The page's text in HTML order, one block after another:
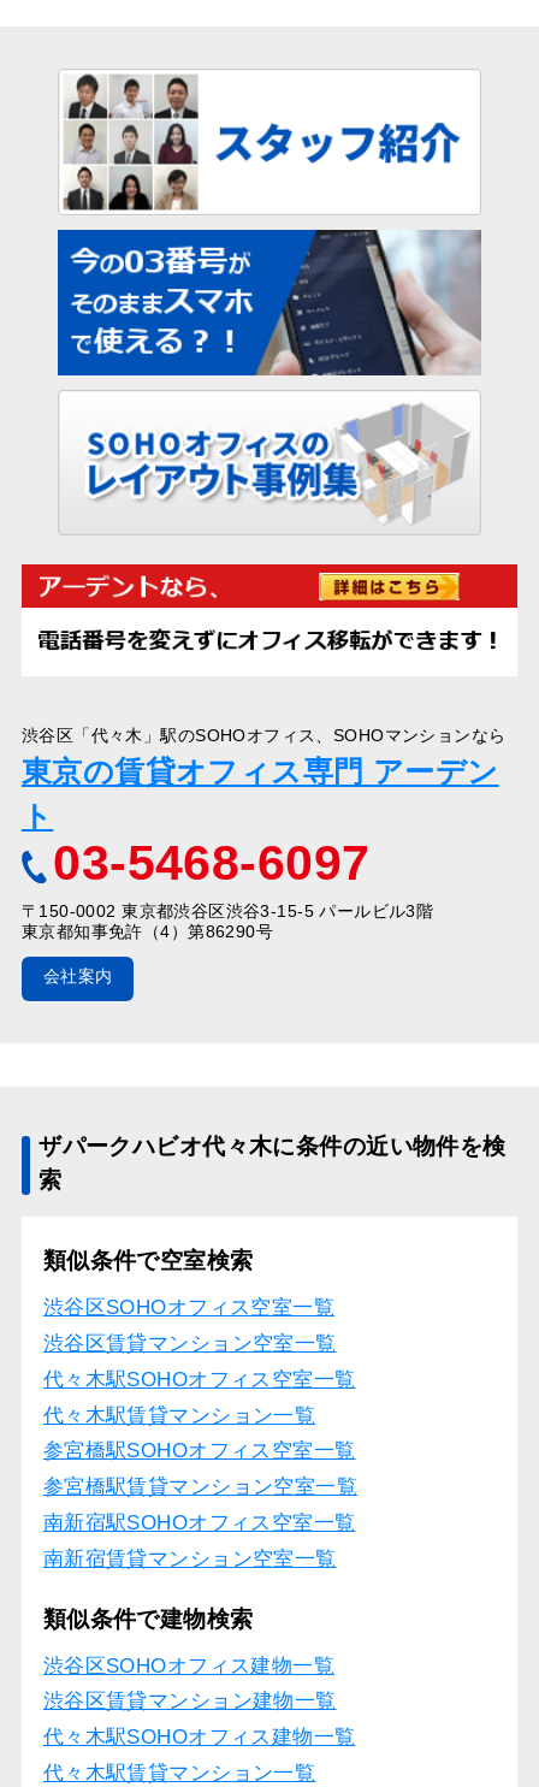
渋谷区「代々木」駅のSOHOオフィス、SOHOマンションなら
東京の賃貸オフィス専門 アーデン
ト
03-5468-6097
〒150-0002 東京都渋谷区渋谷3-15-5 パールビル3階
東京都知事免許（4）第86290号
会社案内
ザパークハビオ代々木に条件の近い物件を検
索
類似条件で空室検索
渋谷区SOHOオフィス空室一覧
渋谷区賃貸マンション空室一覧
代々木駅SOHOオフィス空室一覧
代々木駅賃貸マンション一覧
参宮橋駅SOHOオフィス空室一覧
参宮橋駅賃貸マンション空室一覧
南新宿駅SOHOオフィス空室一覧
南新宿賃貸マンション空室一覧
類似条件で建物検索
渋谷区SOHOオフィス建物一覧
渋谷区賃貸マンション建物一覧
代々木駅SOHOオフィス建物一覧
代々木駅賃貸マンション一覧